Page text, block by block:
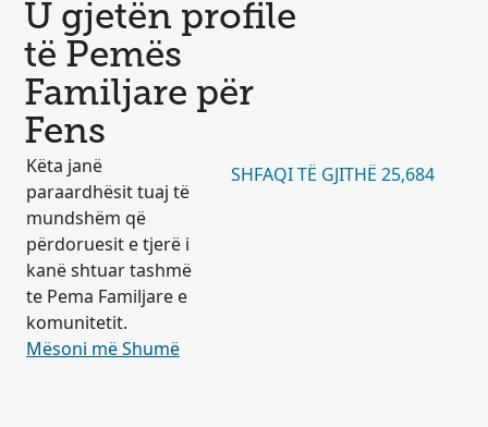
U gjetën profile
të Pemës
Familjare për
Fens
Këta janë
paraardhësit tuaj të
mundshëm që
përdoruesit e tjerë i
kanë shtuar tashmë
te Pema Familjare e
komunitetit.
Mësoni më Shumë
SHFAQI TË GJITHË 25,684